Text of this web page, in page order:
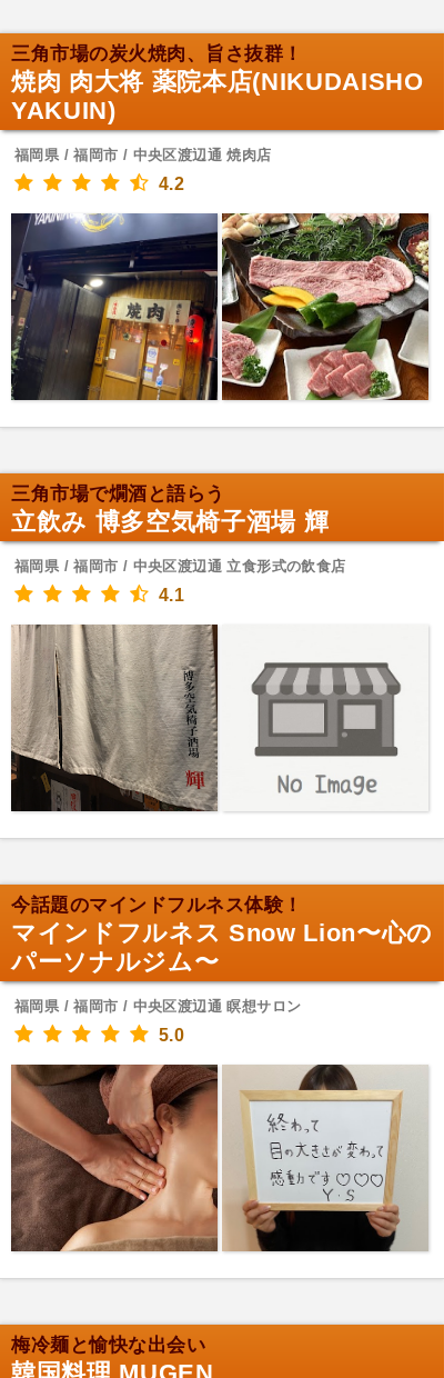
三角市場の炭火焼肉、旨さ抜群！
焼肉 肉大将 薬院本店(NIKUDAISHO
YAKUIN)
福岡県 / 福岡市 / 中央区渡辺通 焼肉店
4.2
三角市場で燗酒と語らう
立飲み 博多空気椅子酒場 輝
福岡県 / 福岡市 / 中央区渡辺通 立食形式の飲食店
4.1
今話題のマインドフルネス体験！
マインドフルネス Snow Lion〜心の
パーソナルジム〜
福岡県 / 福岡市 / 中央区渡辺通 瞑想サロン
5.0
梅冷麺と愉快な出会い